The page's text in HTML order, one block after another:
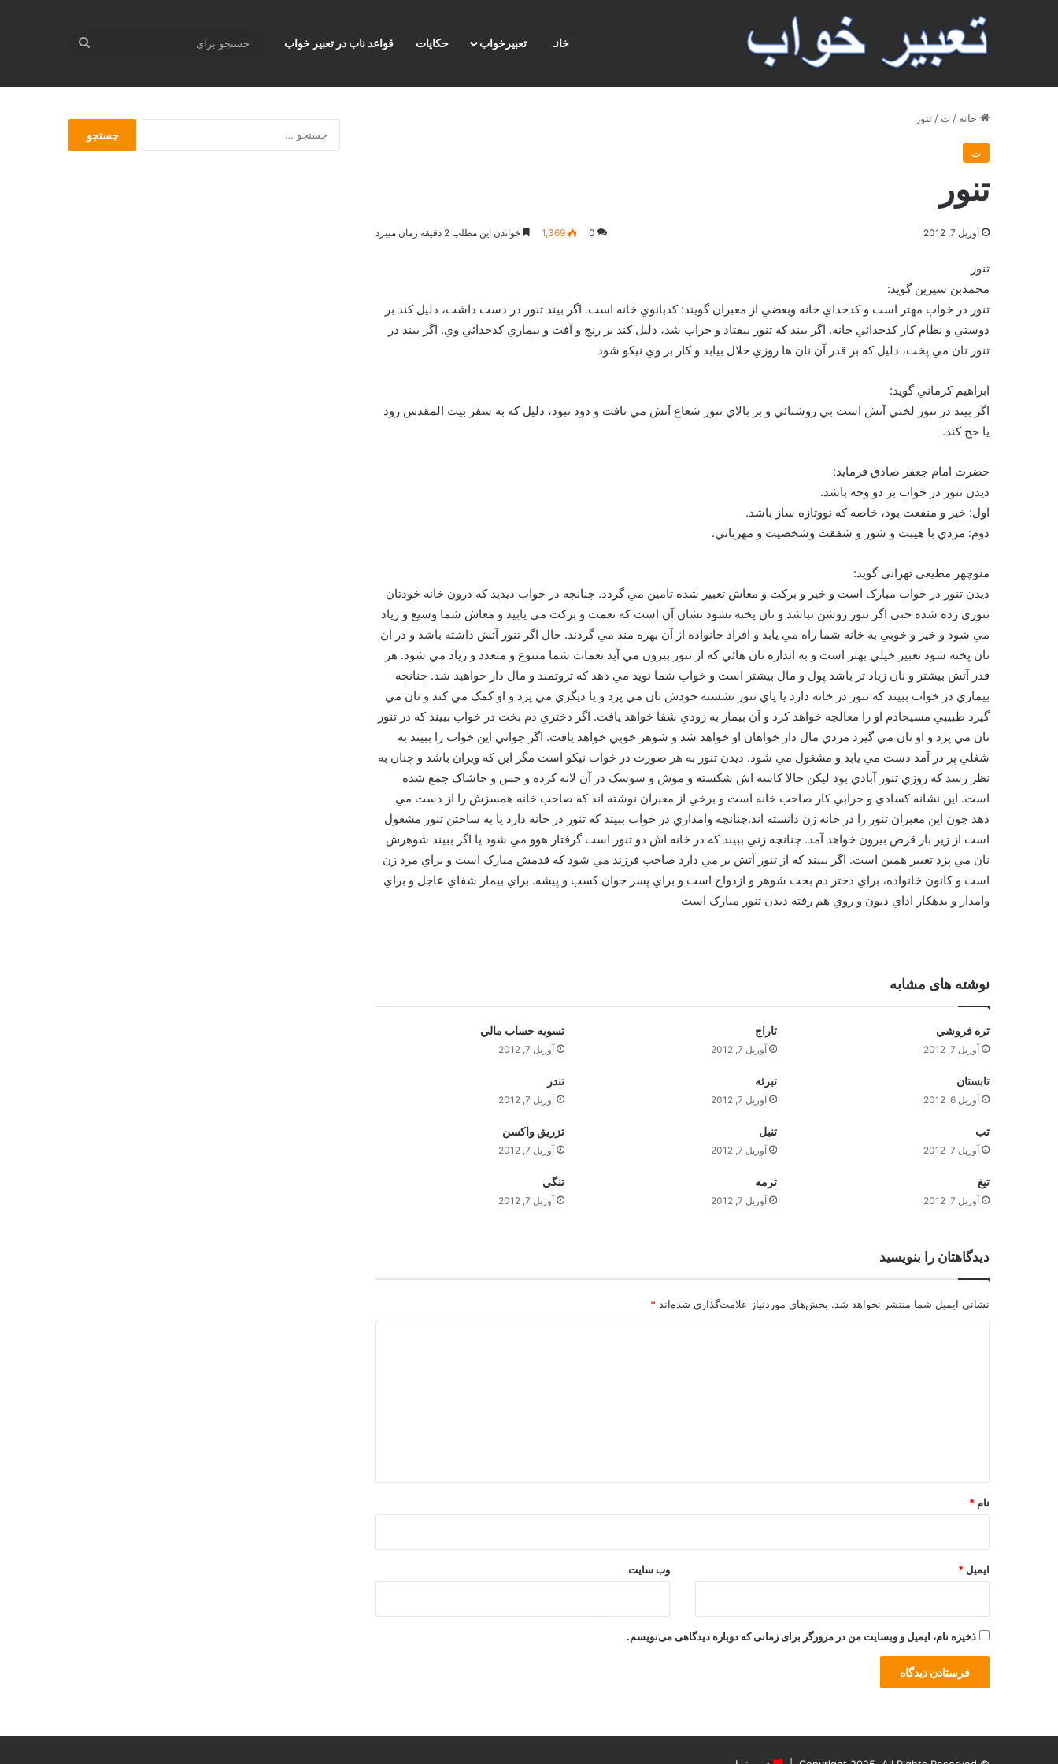
خانہ تعبیرخواب حکایات قواعد ناب در تعبير خواب
خانه / ت / تنور
ت
تنور
آوریل 7, 2012 0
1,369 خواندن این مطلب 2 دقیقه زمان میبرد
تنور
محمدبن سيرين گويد:
تنور در خواب مهتر است و كدخداي خانه وبعضي از معبران گويند: كدبانوي خانه است. اگر بيند تنور در دست داشت، دليل كند بر
دوستي و نظام كار كدخدائي خانه. اگر بيند كه تنور بيفتاد و خراب شد، دليل كند بر رنج و آفت و بيماري كدخدائي وي. اگر بيند در
تنور نان مي پخت، دليل كه بر قدر آن نان ها روزي حلال بيابد و كار بر وي نيكو شود
ابراهيم كرماني گويد:
اگر بيند در تنور لختي آتش است بي روشنائي و بر بالاي تنور شعاع آتش مي تافت و دود نبود، دليل كه به سفر بيت المقدس رود
يا حج كند.
حضرت امام جعفر صادق فرمايد:
ديدن تنور در خواب بر دو وجه باشد.
اول: خير و منفعت بود، خاصه كه نووتازه ساز باشد.
دوم: مردي با هيبت و شور و شفقت وشخصيت و مهرباني.
منوچهر مطيعي تهراني گويد:
ديدن تنور در خواب مبارک است و خير و برکت و معاش تعبير شده تامين مي گردد. چنانچه در خواب ديديد که درون خانه خودتان
تنوري زده شده حتي اگر تنور روشن نباشد و نان پخته نشود نشان آن است که نعمت و برکت مي يابيد و معاش شما وسيع و زياد
مي شود و خير و خوبي به خانه شما راه مي يابد و افراد خانواده از آن بهره مند مي گردند. حال اگر تنور آتش داشته باشد و در ان
نان پخته شود تعبير خيلي بهتر است و به اندازه نان هائي که از تنور بيرون مي آيد نعمات شما متنوع و متعدد و زياد مي شود. هر
قدر آتش بيشتر و نان زياد تر باشد پول و مال بيشتر است و خواب شما نويد مي دهد که ثروتمند و مال دار خواهيد شد. چنانچه
بيماري در خواب ببيند که تنور در خانه دارد يا پاي تنور نشسته خودش نان مي پزد و يا ديگري مي پزد و او کمک مي کند و نان مي
گيرد طبيبي مسيحادم او را معالجه خواهد کرد و آن بيمار به زودي شفا خواهد يافت. اگر دختري دم بخت در خواب ببيند که در تنور
نان مي پزد و او نان مي گيرد مردي مال دار خواهان او خواهد شد و شوهر خوبي خواهد يافت. اگر جواني اين خواب را ببيند به
شغلي پر در آمد دست مي يابد و مشغول مي شود. ديدن تنور به هر صورت در خواب نيکو است مگر اين که ويران باشد و چنان به
نظر رسد که روزي تنور آبادي بود ليکن حالا کاسه اش شکسته و موش و سوسک در آن لانه کرده و خس و خاشاک جمع شده
است. اين نشانه کسادي و خرابي کار صاحب خانه است و برخي از معبران نوشته اند که صاحب خانه همسزش را از دست مي
دهد چون اين معبران تنور را در خانه زن دانسته اند.چنانچه وامداري در خواب ببيند که تنور در خانه دارد يا به ساختن تنور مشغول
است از زير بار قرض بيرون خواهد آمد. چنانچه زني ببيند که در خانه اش دو تنور است گرفتار هوو مي شود يا اگر ببيند شوهرش
نان مي پزد تعبير همين است. اگر ببيند که از تنور آتش بر مي دارد صاحب فرزند مي شود که قدمش مبارک است و براي مرد زن
است و کانون خانواده، براي دختر دم بخت شوهر و ازدواج است و براي پسر جوان کسب و پيشه. براي بيمار شفاي عاجل و براي
وامدار و بدهکار اداي ديون و روي هم رفته ديدن تنور مبارک است
نوشته های مشابه
تره فروشي
آوریل 7, 2012
تاراج
آوریل 7, 2012
تسويه حساب مالي
آوریل 7, 2012
تابستان
آوریل 6, 2012
تبرئه
آوریل 7, 2012
تندر
آوریل 7, 2012
تب
آوریل 7, 2012
تنبل
آوریل 7, 2012
تزريق واکسن
آوریل 7, 2012
تيغ
آوریل 7, 2012
ترمه
آوریل 7, 2012
تنگي
آوریل 7, 2012
دیدگاهتان را بنویسید
نشانی ایمیل شما منتشر نخواهد شد. بخش‌های موردنیاز علامت‌گذاری شده‌اند *
نام *
ایمیل * وب‌ سایت
ذخیره نام، ایمیل و وبسایت من در مرورگر برای زمانی که دوباره دیدگاهی می‌نویسم.